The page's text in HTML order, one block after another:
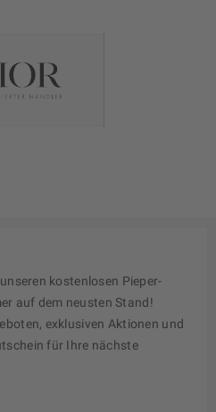
kostenlosen Pieper-
auf dem neusten Stand!
exklusiven Aktionen und
für Ihre nächste